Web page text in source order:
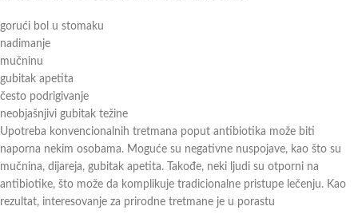
gorući bol u stomaku
nadimanje
mučninu
gubitak apetita
često podrigivanje
neobjašnjivi gubitak težine
Upotreba konvencionalnih tretmana poput antibiotika može biti
naporna nekim osobama. Moguće su negativne nuspojave, kao što su
mučnina, dijareja, gubitak apetita. Takođe, neki ljudi su otporni na
antibiotike, što može da komplikuje tradicionalne pristupe lečenju. Kao
rezultat, interesovanje za prirodne tretmane je u porastu